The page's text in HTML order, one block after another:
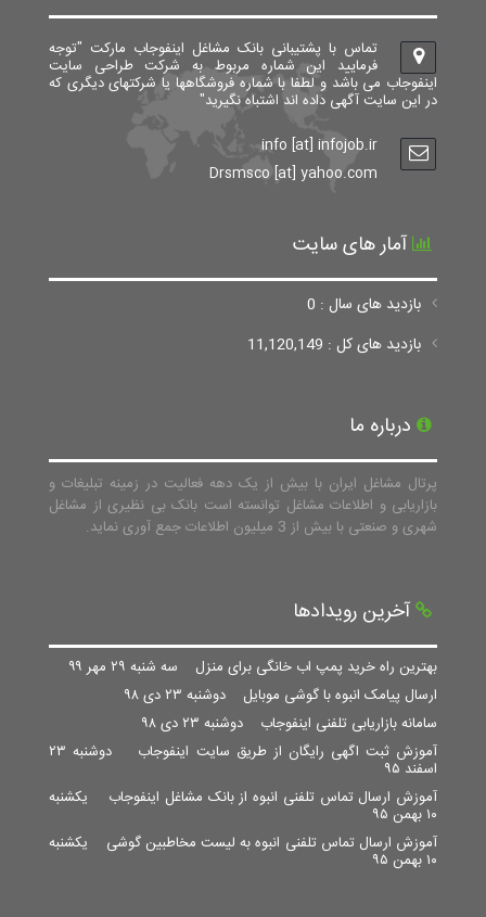
تماس با پشتیبانی بانک مشاغل اینفوجاب مارکت "توجه
فرمایید این شماره مربوط به شرکت طراحی سایت
اینفوجاب می باشد و لطفا با شماره فروشگاهها یا شرکتهای دیگری که
در این سایت آگهی داده اند اشتباه نگیرید"
info [at] infojob.ir
Drsmsco [at] yahoo.com
آمار های سایت
بازدید های سال : 0
بازدید های کل : 11,120,149
درباره ما
پرتال مشاغل ایران با بیش از یک دهه فعالیت در زمینه تبلیغات و
بازاریابی و اطلاعات مشاغل توانسته است بانک بی نظیری از مشاغل
شهری و صنعتی با بیش از 3 میلیون اطلاعات جمع آوری نماید.
آخرین رویدادها
بهترین راه خرید پمپ اب خانگی برای منزل سه شنبه ۲۹ مهر ۹۹
ارسال پیامک انبوه با گوشی موبایل دوشنبه ۲۳ دی ۹۸
سامانه بازاریابی تلفنی اینفوجاب دوشنبه ۲۳ دی ۹۸
آموزش ثبت اگهی رایگان از طریق سایت اینفوجاب
دوشنبه ۲۳
اسفند ۹۵
آموزش ارسال تماس تلفنی انبوه از بانک مشاغل اینفوجاب یکشنبه
۱۰ بهمن ۹۵
آموزش ارسال تماس تلفنی انبوه به لیست مخاطبین گوشی یکشنبه
۱۰ بهمن ۹۵